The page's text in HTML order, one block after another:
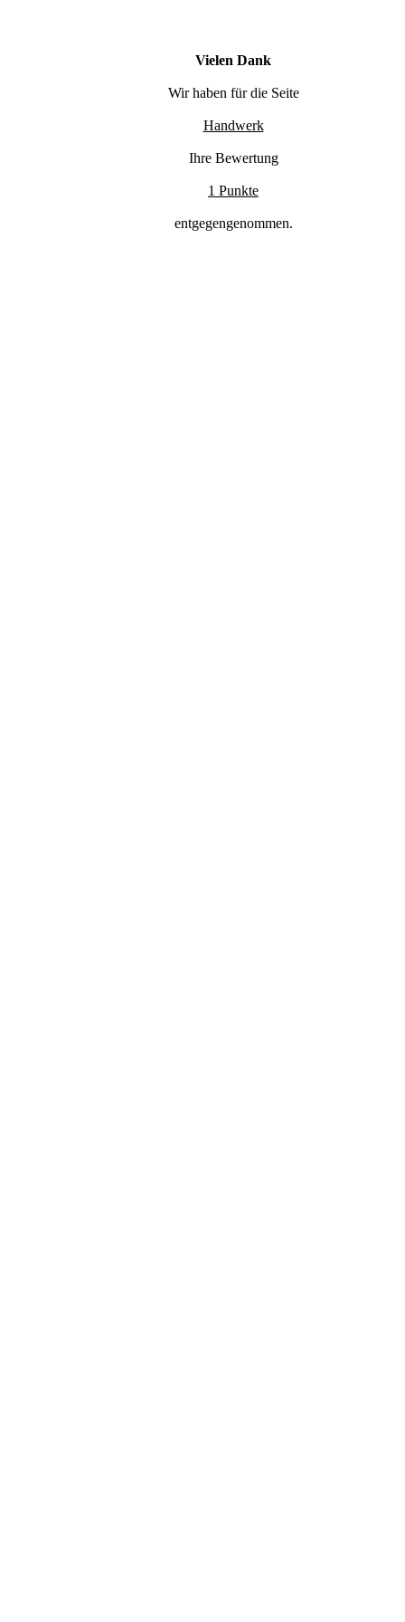
Vielen Dank
Wir haben für die Seite
Handwerk
Ihre Bewertung
1 Punkte
entgegengenommen.